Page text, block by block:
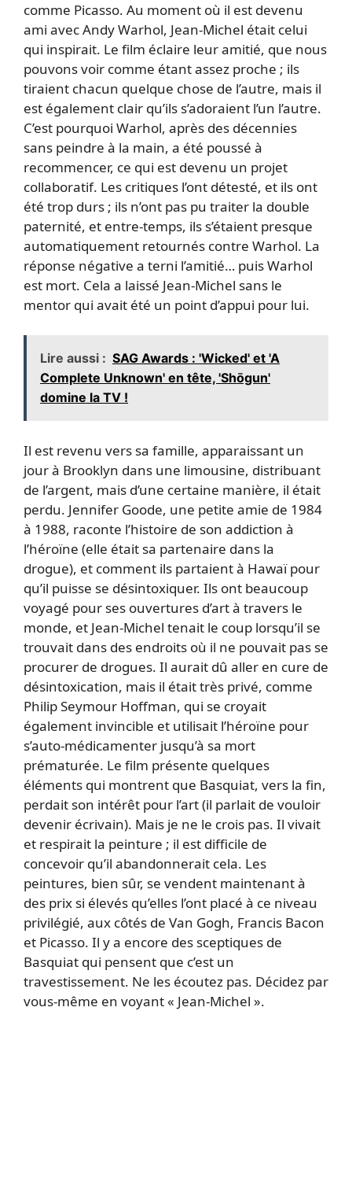
comme Picasso. Au moment où il est devenu
ami avec Andy Warhol, Jean-Michel était celui
qui inspirait. Le film éclaire leur amitié, que nous
pouvons voir comme étant assez proche ; ils
tiraient chacun quelque chose de l’autre, mais il
est également clair qu’ils s’adoraient l’un l’autre.
C’est pourquoi Warhol, après des décennies
sans peindre à la main, a été poussé à
recommencer, ce qui est devenu un projet
collaboratif. Les critiques l’ont détesté, et ils ont
été trop durs ; ils n’ont pas pu traiter la double
paternité, et entre-temps, ils s’étaient presque
automatiquement retournés contre Warhol. La
réponse négative a terni l’amitié… puis Warhol
est mort. Cela a laissé Jean-Michel sans le
mentor qui avait été un point d’appui pour lui.
Lire aussi : SAG Awards : 'Wicked' et 'A
Complete Unknown' en tête, 'Shōgun'
domine la TV !
Il est revenu vers sa famille, apparaissant un
jour à Brooklyn dans une limousine, distribuant
de l’argent, mais d’une certaine manière, il était
perdu. Jennifer Goode, une petite amie de 1984
à 1988, raconte l’histoire de son addiction à
l’héroïne (elle était sa partenaire dans la
drogue), et comment ils partaient à Hawaï pour
qu’il puisse se désintoxiquer. Ils ont beaucoup
voyagé pour ses ouvertures d’art à travers le
monde, et Jean-Michel tenait le coup lorsqu’il se
trouvait dans des endroits où il ne pouvait pas se
procurer de drogues. Il aurait dû aller en cure de
désintoxication, mais il était très privé, comme
Philip Seymour Hoffman, qui se croyait
également invincible et utilisait l’héroïne pour
s’auto-médicamenter jusqu’à sa mort
prématurée. Le film présente quelques
éléments qui montrent que Basquiat, vers la fin,
perdait son intérêt pour l’art (il parlait de vouloir
devenir écrivain). Mais je ne le crois pas. Il vivait
et respirait la peinture ; il est difficile de
concevoir qu’il abandonnerait cela. Les
peintures, bien sûr, se vendent maintenant à
des prix si élevés qu’elles l’ont placé à ce niveau
privilégié, aux côtés de Van Gogh, Francis Bacon
et Picasso. Il y a encore des sceptiques de
Basquiat qui pensent que c’est un
travestissement. Ne les écoutez pas. Décidez par
vous-même en voyant « Jean-Michel ».